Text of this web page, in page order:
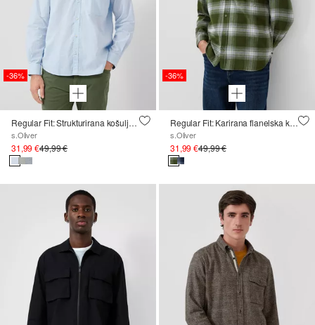
-36%
Regular Fit: Strukturirana košulja s džepom na prsima
s.Oliver
31,99 €49,99 €
-36%
Regular Fit: Karirana flanelska košulja s džepom na prsima
s.Oliver
31,99 €49,99 €